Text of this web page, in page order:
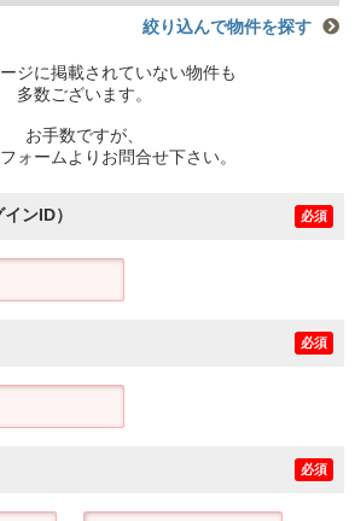
絞り込んで物件を探す
ジに掲載されていない物件も
多数ございます。
お手数ですが、
ォームよりお問合せ下さい。
ンID） 必須
必須
必須